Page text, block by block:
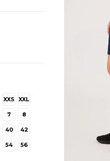
XXS XXL
7 8
40 42
54 56